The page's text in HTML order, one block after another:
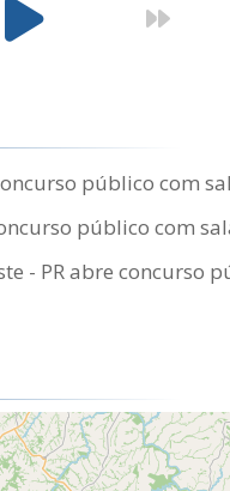
público com
público com
- PR abre concurso